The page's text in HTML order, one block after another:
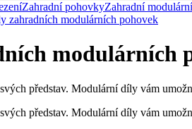
Zahradní pohovkyZahradní
zahradních modulárních pohovek
modulárních
svých představ. Modulární díly vám
svých představ. Modulární díly vám